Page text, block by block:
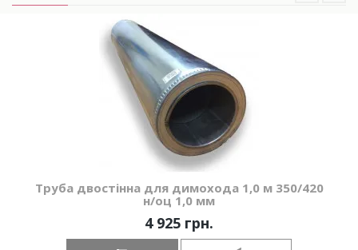
Труба двостінна для димохода 1,0 м 350/420
н/оц 1,0 мм
4 925 грн.